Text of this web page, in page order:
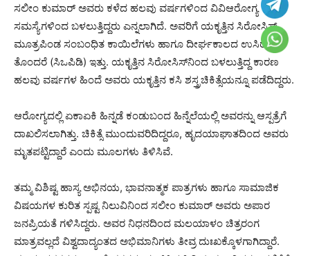
ಸಲೀಂ ಕುಮಾರ್ ಅವರು ಕಳೆದ ಹಲವು ವರ್ಷಗಳಿಂದ ವಿವಿಆರೋಗ್ಯ
ಸಮಸ್ಯೆಗಳಿಂದ ಬಳಲುತ್ತಿದ್ದರು ಎನ್ನಲಾಗಿದೆ. ಅವರಿಗೆ ಯಕೃತ್ತಿನ ಸಿರೋಸಿಸ್,
ಮೂತ್ರಪಿಂಡ ಸಂಬಂಧಿತ ಕಾಯಿಲೆಗಳು ಹಾಗೂ ದೀರ್ಘಕಾಲದ ಉಸಿರಾಟದ
ತೊಂದರೆ (ಸಿಒಪಿಡಿ) ಇತ್ತು. ಯಕೃತ್ತಿನ ಸಿರೋಸಿಸ್‌ನಿಂದ ಬಳಲುತ್ತಿದ್ದ ಕಾರಣ
ಹಲವು ವರ್ಷಗಳ ಹಿಂದೆ ಅವರು ಯಕೃತ್ತಿನ ಕಸಿ ಶಸ್ತ್ರಚಿಕಿತ್ಸೆಯನ್ನೂ ಪಡೆದಿದ್ದರು.
ಆರೋಗ್ಯದಲ್ಲಿ ಏಕಾಏಕಿ ಹಿನ್ನಡೆ ಕಂಡುಬಂದ ಹಿನ್ನೆಲೆಯಲ್ಲಿ ಅವರನ್ನು ಆಸ್ಪತ್ರೆಗೆ
ದಾಖಲಿಸಲಾಗಿತ್ತು. ಚಿಕಿತ್ಸೆ ಮುಂದುವರಿದಿದ್ದರೂ, ಹೃದಯಾಘಾತದಿಂದ ಅವರು
ಮೃತಪಟ್ಟಿದ್ದಾರೆ ಎಂದು ಮೂಲಗಳು ತಿಳಿಸಿವೆ.
ತಮ್ಮ ವಿಶಿಷ್ಟ ಹಾಸ್ಯ ಅಭಿನಯ, ಭಾವನಾತ್ಮಕ ಪಾತ್ರಗಳು ಹಾಗೂ ಸಾಮಾಜಿಕ
ವಿಷಯಗಳ ಕುರಿತ ಸ್ಪಷ್ಟ ನಿಲುವಿನಿಂದ ಸಲೀಂ ಕುಮಾರ್ ಅವರು ಅಪಾರ
ಜನಪ್ರಿಯತೆ ಗಳಿಸಿದ್ದರು. ಅವರ ನಿಧನದಿಂದ ಮಲಯಾಳಂ ಚಿತ್ರರಂಗ
ಮಾತ್ರವಲ್ಲದೆ ವಿಶ್ವದಾದ್ಯಂತದ ಅಭಿಮಾನಿಗಳು ತೀವ್ರ ದುಃಖಕ್ಕೊಳಗಾಗಿದ್ದಾರೆ.